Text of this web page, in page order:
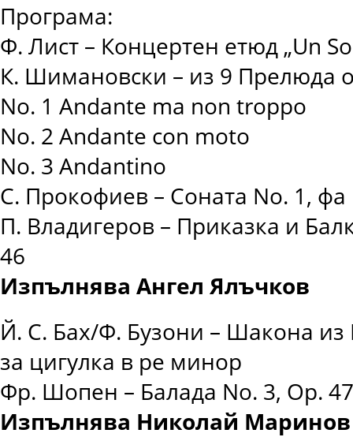
Програма:
Ф. Лист – Концертен етюд „Un
К. Шимановски – из 9 Прелюда
No. 1 Andante ma non troppo
No. 2 Andante con moto
No. 3 Andantino
С. Прокофиев – Соната No. 1,
П. Владигеров – Приказка и
46
Изпълнява Ангел Ялъчков
Й. С. Бах/Ф. Бузони – Шакона из
за цигулка в ре минор
Фр. Шопен – Балада No. 3, Op. 47
Изпълнява Николай Маринов